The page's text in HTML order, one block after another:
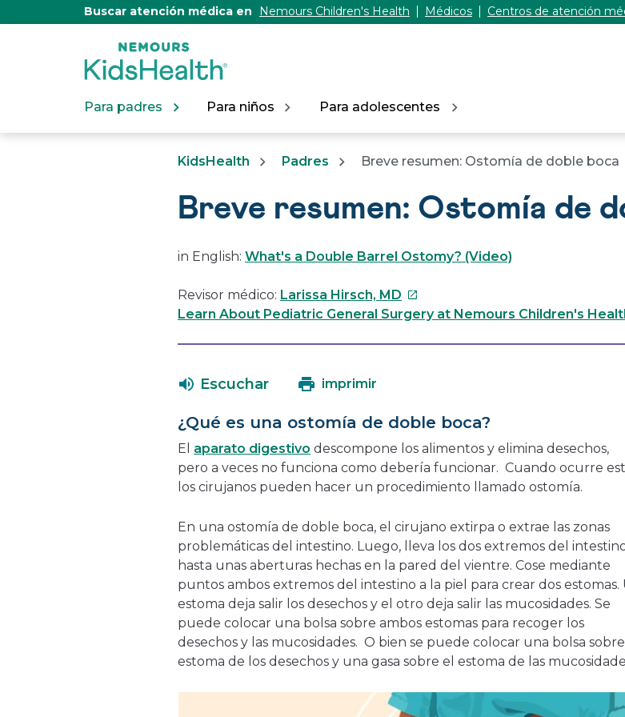
Buscar atención médica en Nemours Children's Health Médicos Centros de atención
Para padres Para niños Para adolescentes
KidsHealth Padres Breve resumen: Ostomía de doble boca
Breve resumen: Ostomía de
in English: What's a Double Barrel Ostomy? (Video)
Revisor médico: Larissa Hirsch, MD Este
enlace
ventana
Learn About Pediatric General Surgery at Nemours Children's
Escuchar imprimir
¿Qué es una ostomía de doble boca?
El aparato digestivo descompone los alimentos y elimina desechos,
pero a veces no funciona como debería funcionar. Cuando ocurre
los cirujanos pueden hacer un procedimiento llamado ostomía.
En una ostomía de doble boca, el cirujano extirpa o extrae las zonas
problemáticas del intestino. Luego, lleva los dos extremos del
hasta unas aberturas hechas en la pared del vientre. Cose mediante
puntos ambos extremos del intestino a la piel para crear dos estomas.
estoma deja salir los desechos y el otro deja salir las mucosidades. Se
puede colocar una bolsa sobre ambos estomas para recoger los
desechos y las mucosidades. O bien se puede colocar una bolsa sobre
estoma de los desechos y una gasa sobre el estoma de las